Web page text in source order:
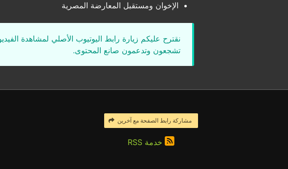
الإخوان ومستقبل المعارضة المصرية
نقترح عليكم زيارة رابط اليوتيوب الأصلي لمشاهدة
تشجعون وتدعمون صانع المحتوى.
مشاركة رابط الصفحة مع آخرين
خدمة RSS